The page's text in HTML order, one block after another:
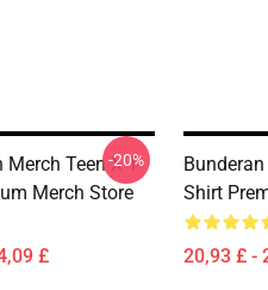
Merch Teen X T-
Merch Store
£
-20%
Shirt
20,93 £ -